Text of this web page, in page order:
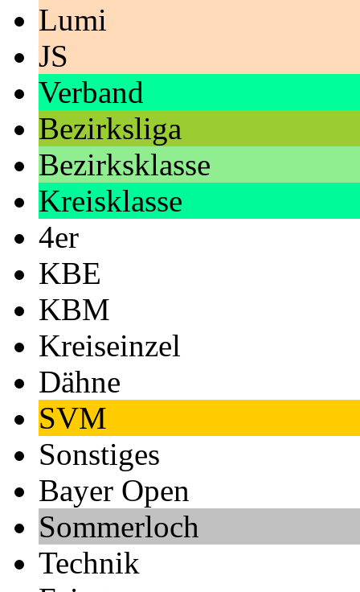
Lumi
JS
Verband
Bezirksliga
Bezirksklasse
Kreisklasse
4er
KBE
KBM
Kreiseinzel
Dähne
SVM
Sonstiges
Bayer Open
Sommerloch
Technik